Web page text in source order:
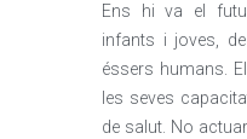
Ens hi va el
infants i joves,
éssers humans.
les seves
de salut. No